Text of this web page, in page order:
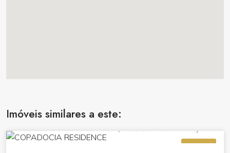
Imóveis similares a este:
VENDA